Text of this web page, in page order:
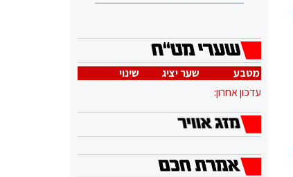
מטבע שער יציג
שינוי
עדכון אחרון: